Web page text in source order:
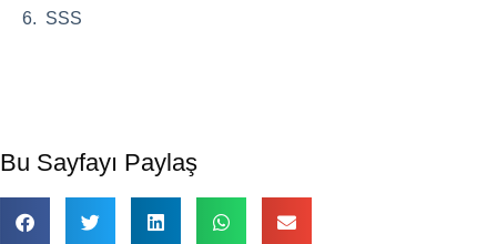
SSS
Bu Sayfayı Paylaş